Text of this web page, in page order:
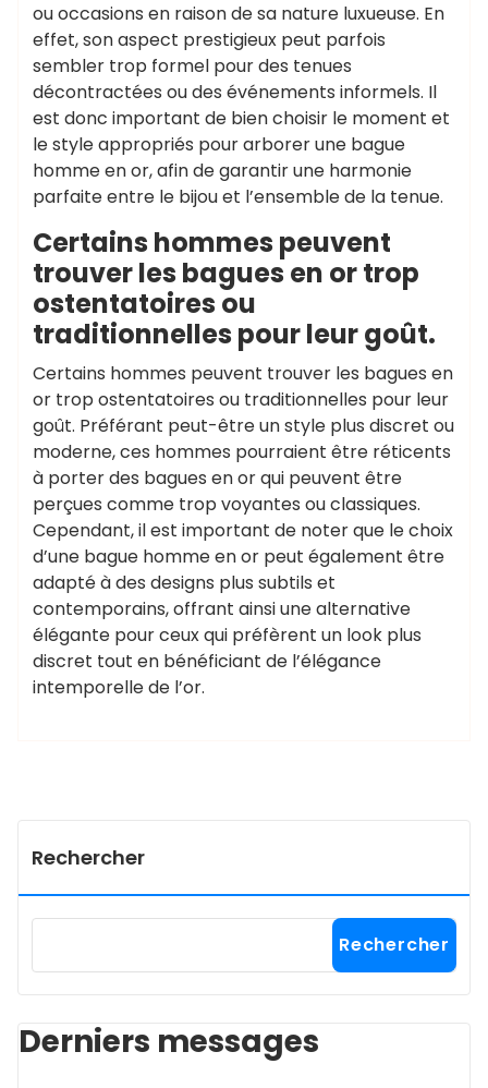
ou occasions en raison de sa nature luxueuse. En
effet, son aspect prestigieux peut parfois
sembler trop formel pour des tenues
décontractées ou des événements informels. Il
est donc important de bien choisir le moment et
le style appropriés pour arborer une bague
homme en or, afin de garantir une harmonie
parfaite entre le bijou et l’ensemble de la tenue.
Certains hommes peuvent
trouver les bagues en or trop
ostentatoires ou
traditionnelles pour leur goût.
Certains hommes peuvent trouver les bagues en
or trop ostentatoires ou traditionnelles pour leur
goût. Préférant peut-être un style plus discret ou
moderne, ces hommes pourraient être réticents
à porter des bagues en or qui peuvent être
perçues comme trop voyantes ou classiques.
Cependant, il est important de noter que le choix
d’une bague homme en or peut également être
adapté à des designs plus subtils et
contemporains, offrant ainsi une alternative
élégante pour ceux qui préfèrent un look plus
discret tout en bénéficiant de l’élégance
intemporelle de l’or.
Rechercher
Rechercher
Derniers messages